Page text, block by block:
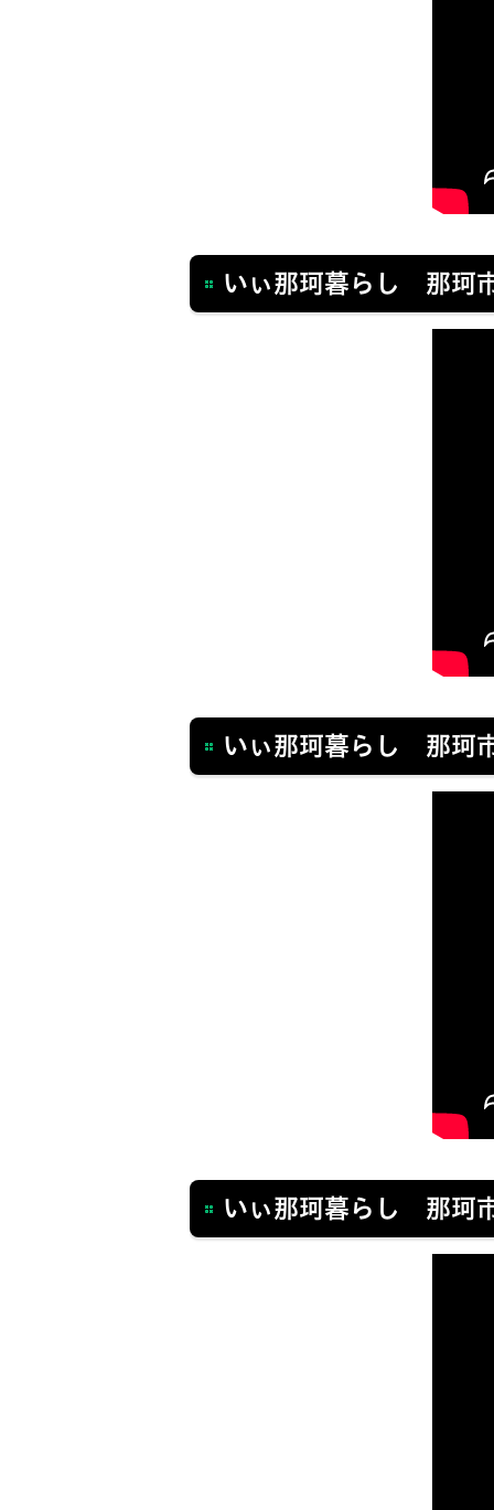
いぃ那珂暮らし 那珂
いぃ那珂暮らし 那珂
いぃ那珂暮らし 那珂